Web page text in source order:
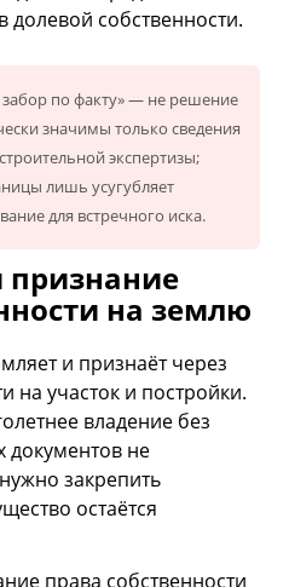
долевой собственности.
забор по факту» — не решение
значимы только сведения
экспертизы;
лишь усугубляет
для встречного иска.
на землю
и признаёт через
на участок и постройки.
владение без
документов не
закрепить
остаётся
права собственности